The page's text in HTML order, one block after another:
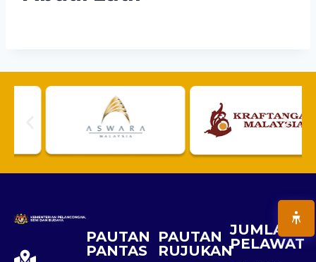
PAUTAN
PANTAS
PAUTAN
RUJUKAN
JUMLAH
PELAWAT